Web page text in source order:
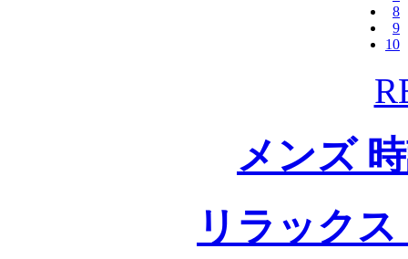
8
9
10
メンズ
リラック